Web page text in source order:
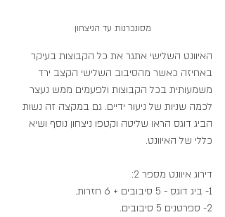
מסונכרנות עד הניצחון
האיוונט השלישי אתגר את כל הקבוצות בעיקר
באחיזה כאשר מהסיבוב השלישי הקצב ירד
משמעותית בכל הקבוצות ולפעמים ממש נעצר
לכמה שניות של ניעור ידיים. גם במקצה זה נשות
הביג דוגס הראו שליטה וקטפו ניצחון נוסף ושיא
כללי של האיוונט.
דירוג איוונט מספר 2:
1- ביג דוגס - 5 סיבובים + 6 חזרות.
2- ספרטנים 5 סיבובים.